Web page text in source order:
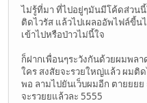
ไม่รู้ที่มา ที่ไปอยู่ๆมันมีโค้ดส่วนนี้
ติดไวรัส แล้วไปเผลออัพไฟล์ขี้น
เข้าไปหรือป่าวไม่นี้ใจ
ก็ฝากเพื่อนๆระวังกันด้วยผมพลา
ใคร สงสัยจะรวยใหญ่แล้ว ผมติ
พอ ลามไปยันเว็บผมอีก ตายยย
จะรวยยแล้วละ 5555